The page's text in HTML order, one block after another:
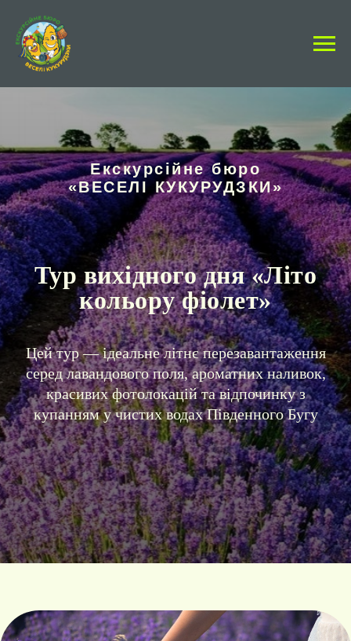
Екскурсійне бюро
«ВЕСЕЛІ КУКУРУДЗКИ»
Тур вихідного дня «Літо
кольору фіолет»
Цей тур — ідеальне літнє перезавантаження
серед лавандового поля, ароматних наливок,
красивих фотолокацій та відпочинку з
купанням у чистих водах Південного Бугу